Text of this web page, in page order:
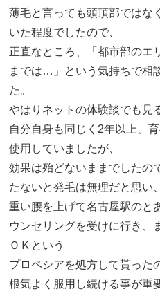
薄毛と言っても頭頂部ではな
いた程度でしたので、
正直なところ、「都市部のエ
までは…」という気持ちで相
た。
やはりネットの体験談でも見
自分自身も同じく2年以上、
使用していましたが、
効果は殆どないままでしたの
たないと発毛は無理だと思い、
重い腰を上げて名古屋駅のと
ウンセリングを受けに行き、
ＯＫという
プロペシアを処方して貰った
根気よく服用し続ける事が重